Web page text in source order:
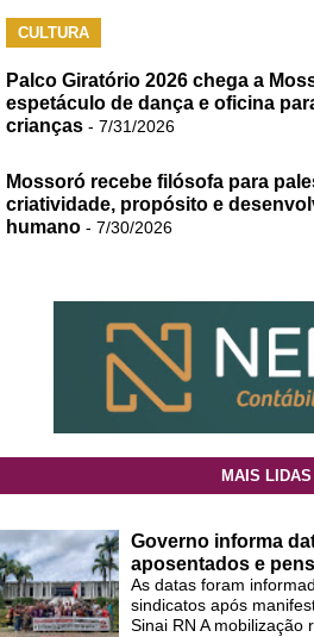
CULTURA
Palco Giratório 2026 chega a
espetáculo de dança e oficina
crianças - 7/31/2026
Mossoró recebe filósofa para
criatividade, propósito e
humano - 7/30/2026
MAIS LIDAS
Governo informa
aposentados e
As datas foram
sindicatos após
Sinai RN A mobilização